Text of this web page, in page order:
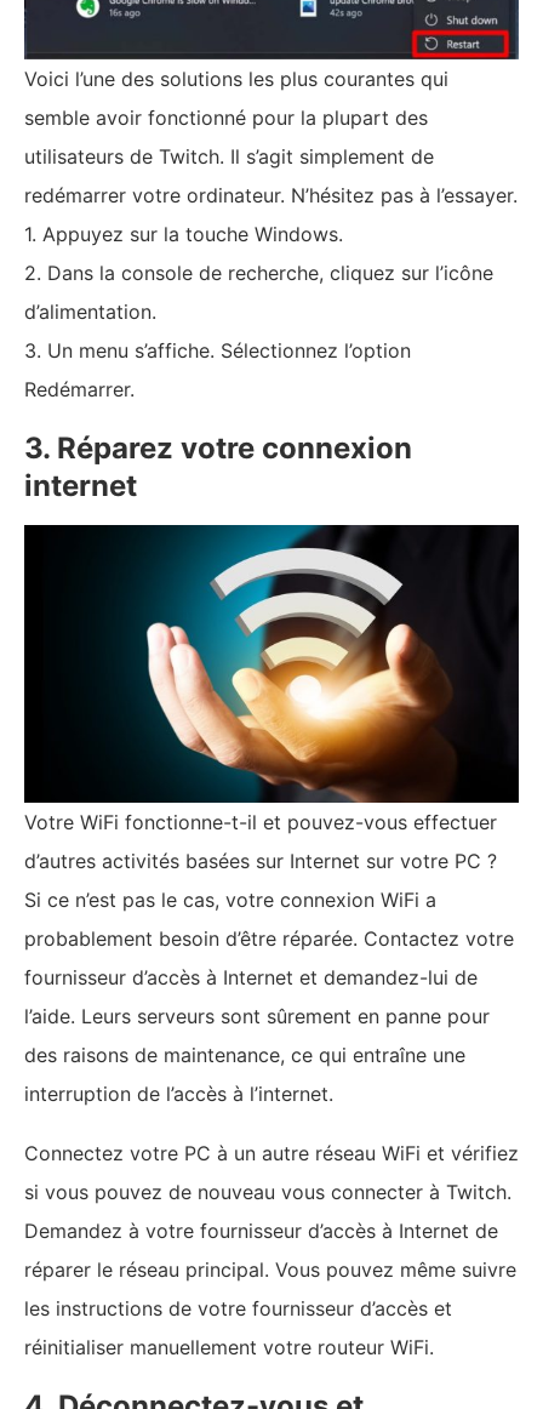
Voici l’une des solutions les plus courantes qui
semble avoir fonctionné pour la plupart des
utilisateurs de Twitch. Il s’agit simplement de
redémarrer votre ordinateur. N’hésitez pas à l’essayer.
1. Appuyez sur la touche Windows.
2. Dans la console de recherche, cliquez sur l’icône
d’alimentation.
3. Un menu s’affiche. Sélectionnez l’option
Redémarrer.
3. Réparez votre connexion
internet
Votre WiFi fonctionne-t-il et pouvez-vous effectuer
d’autres activités basées sur Internet sur votre PC ?
Si ce n’est pas le cas, votre connexion WiFi a
probablement besoin d’être réparée. Contactez votre
fournisseur d’accès à Internet et demandez-lui de
l’aide. Leurs serveurs sont sûrement en panne pour
des raisons de maintenance, ce qui entraîne une
interruption de l’accès à l’internet.
Connectez votre PC à un autre réseau WiFi et vérifiez
si vous pouvez de nouveau vous connecter à Twitch.
Demandez à votre fournisseur d’accès à Internet de
réparer le réseau principal. Vous pouvez même suivre
les instructions de votre fournisseur d’accès et
réinitialiser manuellement votre routeur WiFi.